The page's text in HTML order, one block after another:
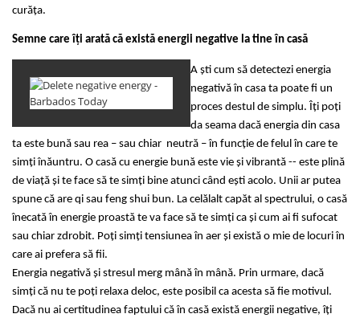
Tulsi
Accesorii pentru Ceai
Hidrosoli
Împotriva Insectelor
Parfumuri
Parfumuri în Alcool
Parfumuri în Ulei
Rășini Prețioase, Lemne Aromatice
și Arzătoare
Sare de Himalaya
Spray Bio pentru Ambient
Unt de Karitè - Unt de Shea
Săpunuri
curăța.
Semne care îți arată că există energii negative la tine în casă
A ști cum să detectezi energia
negativă în casa ta poate fi un
proces destul de simplu. Îți poți
da seama dacă energia din casa
ta este bună sau rea – sau chiar neutră – în funcție de felul în care te
simți înăuntru. O casă cu energie bună este vie și vibrantă -- este plină
de viață și te face să te simți bine atunci când ești acolo. Unii ar putea
spune că are qi sau feng shui bun. La celălalt capăt al spectrului, o casă
înecată în energie proastă te va face să te simți ca și cum ai fi sufocat
sau chiar zdrobit. Poți simți tensiunea în aer și există o mie de locuri în
care ai prefera să fii.
Energia negativă și stresul merg mână în mână. Prin urmare, dacă
simți că nu te poți relaxa deloc, este posibil ca acesta să fie motivul.
Dacă nu ai certitudinea faptului că în casă există energii negative, îți